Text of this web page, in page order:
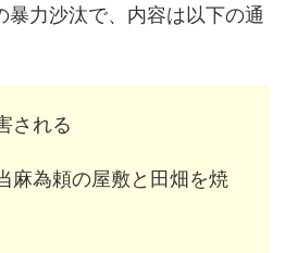
暴力沙汰で、内容は以下の通
される
麻為頼の屋敷と田畑を焼